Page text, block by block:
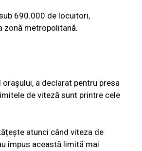
690.000 de locuitori,
zonă metropolitană.
a declarat pentru presa
de viteză sunt printre cele
atunci când viteza de
impus această limită mai